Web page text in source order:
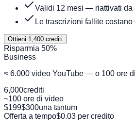
Validi 12 mesi — riattivati da
Le trascrizioni fallite costano
Ottieni 1,400 crediti
Risparmia 50%
Business
≈ 6.000 video YouTube — o 100 ore
6,000crediti
~100 ore di video
$199$300una tantum
Offerta a tempo$0.03 per credito